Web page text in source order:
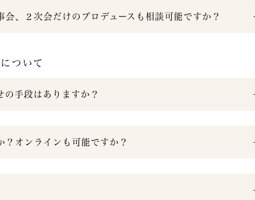
会、２次会だけのプロデュースも相談可能ですか？
ついて
の手段はありますか？
？オンラインも可能ですか？